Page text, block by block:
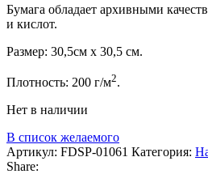
Бумага обладает архивными
и кислот.
Размер: 30,5см х 30,5 см.
Плотность: 200 г/м2.
Нет в наличии
В список желаемого
Артикул: FDSP-01061 Категория:
Share: